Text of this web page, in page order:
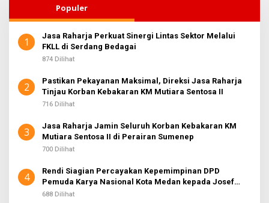
Populer
1
Jasa Raharja Perkuat Sinergi Lintas Sektor Melalui
FKLL di Serdang Bedagai
874 Dilihat
2
Pastikan Pekayanan Maksimal, Direksi Jasa Raharja
Tinjau Korban Kebakaran KM Mutiara Sentosa II
716 Dilihat
3
Jasa Raharja Jamin Seluruh Korban Kebakaran KM
Mutiara Sentosa II di Perairan Sumenep
700 Dilihat
4
Rendi Siagian Percayakan Kepemimpinan DPD
Pemuda Karya Nasional Kota Medan kepada Josef
Sembiring
688 Dilihat